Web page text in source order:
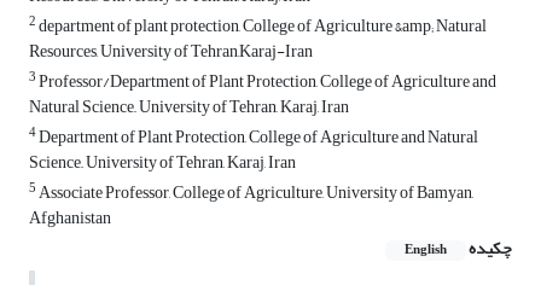
2department of plant protection, College of Agriculture &amp; Natural
Resources, University of Tehran,Karaj-Iran
3Professor/Department of Plant Protection, College of Agriculture and
Natural Science,, University of Tehran, Karaj, Iran
4Department of Plant Protection, College of Agriculture and Natural
Science,, University of Tehran, Karaj, Iran
5Associate Professor, College of Agriculture, University of Bamyan,
Afghanistan
چکیده
English